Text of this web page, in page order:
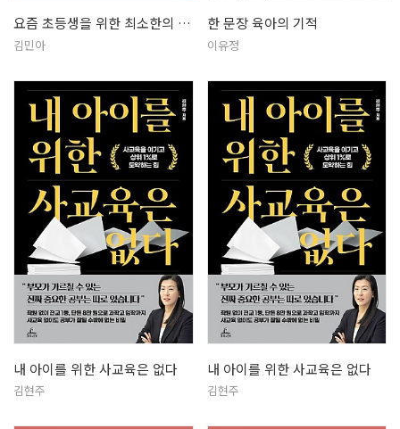
요즘 초등생을 위한 최소한의 고전수업
김민아
한 문장 육아의 기적
이유정
내 아이를 위한 사교육은 없다
김현주
내 아이를 위한 사교육은 없다
김현주